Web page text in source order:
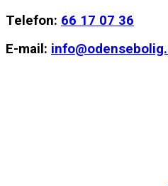
Telefon: 66 17 07 36
E-mail: